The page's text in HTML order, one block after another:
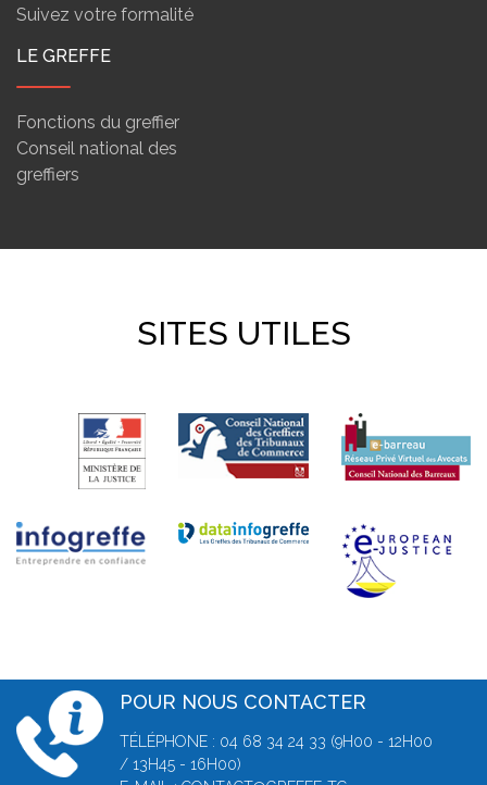
Suivez votre formalité
LE GREFFE
Fonctions du greffier
Conseil national des
greffiers
SITES UTILES
POUR NOUS CONTACTER
TÉLÉPHONE : 04 68 34 24 33 (9H00 - 12H00
/ 13H45 - 16H00)